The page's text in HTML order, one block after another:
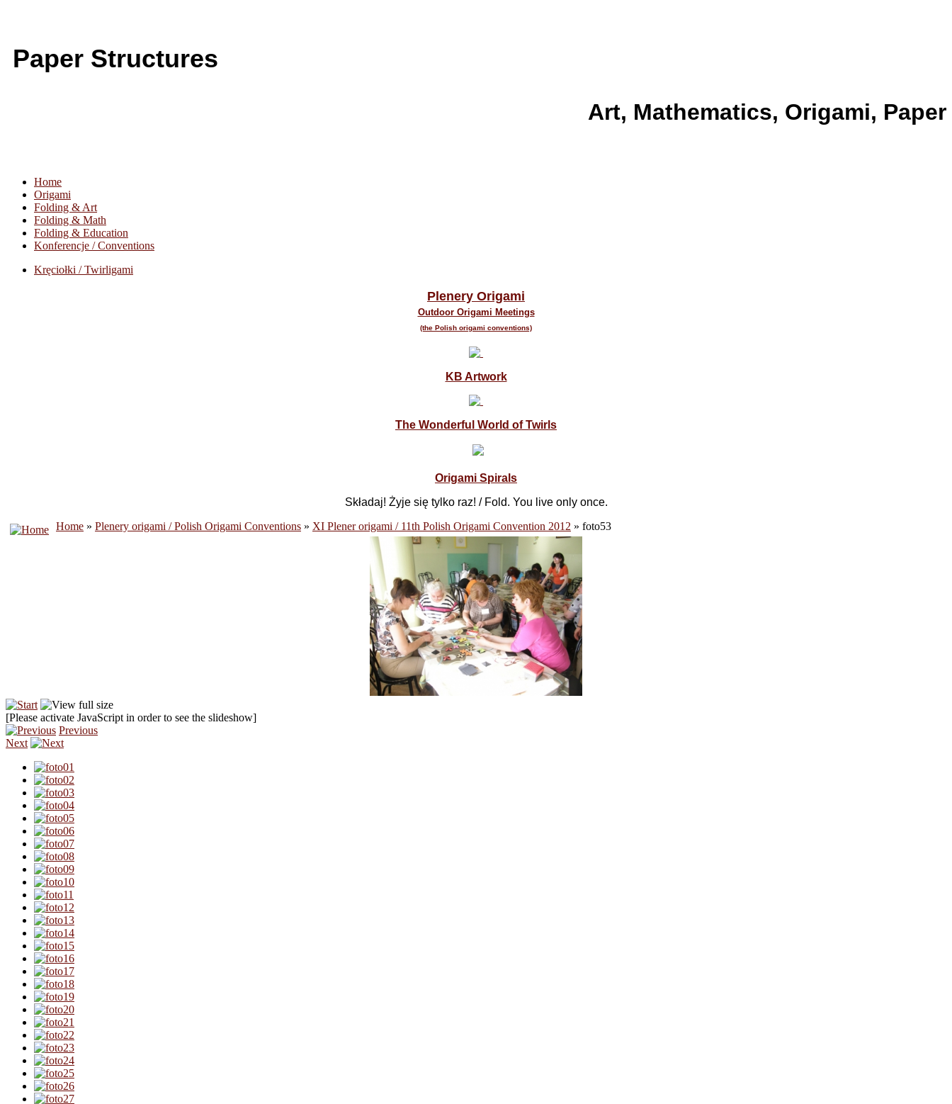
Paper Structures
Art, Mathematics, Origami, Paper
Home
Origami
Folding & Art
Folding & Math
Folding & Education
Konferencje / Conventions
Kręciołki / Twirligami
Plenery Origami
Outdoor Origami Meetings
(the Polish origami conventions)
KB Artwork
The Wonderful World of Twirls
Origami Spirals
Składaj! Żyje się tylko raz! / Fold. You live only once.
Home » Plenery origami / Polish Origami Conventions » XI Plener origami / 11th Polish Origami Convention 2012 » foto53
[Please activate JavaScript in order to see the slideshow]
Previous
Next